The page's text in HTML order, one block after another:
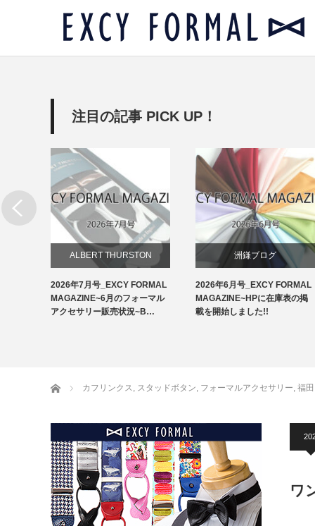
注目の記事 PICK UP！
ALBERT THURSTON
お知らせ
2026年7月号_EXCY FORMAL
MAGAZINE~6月のフォーマル
アクセサリー販売状況~B…
洲鎌ブログ
2026年6月号_EXCY FORMAL
MAGAZINE~HPに在庫表の掲
載を開始しました!!
ホーム カフリンクス, スタッドボタン, フォーマルアクセサリー, 福
ワ